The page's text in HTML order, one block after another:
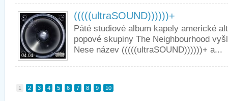
04.04.
(((((ultraSOUND))))))+
Páté studiové album kapely americké
popové skupiny The Neighbourhood
Nese název (((((ultraSOUND))))))+ a...
1 2 3 4 5 6 7 8 9 10